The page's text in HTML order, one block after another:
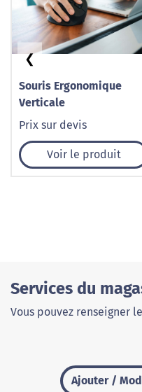
Souris Ergonomique
Verticale
Prix sur devis
Voir le produit
❮
Services du
Vous pouvez renseigner
Ajouter /